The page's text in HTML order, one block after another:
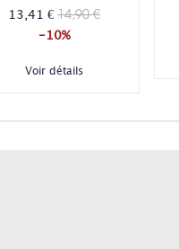
The Dani 3 BFG.
13,41 €14,90 €
-10%
Voir détails